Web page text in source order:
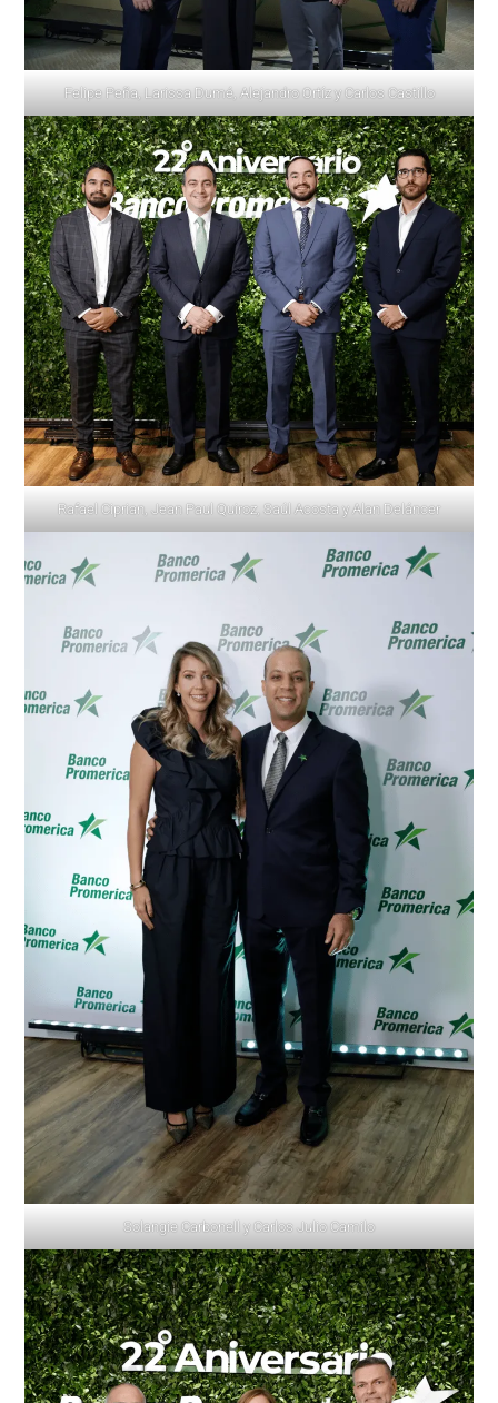
Felipe Peña, Larissa Dumé, Alejandro Ortíz y Carlos Castillo
Rafael Ciprian, Jean Paul Quiroz, Saúl Acosta y Alan Deláncer
Solangie Carbonell y Carlos Julio Camilo